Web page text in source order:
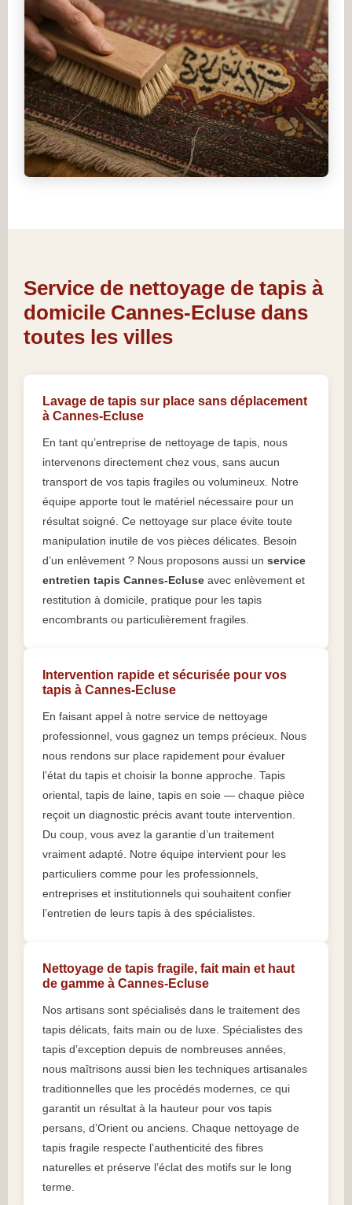
Service de nettoyage de tapis à
domicile Cannes-Ecluse dans
toutes les villes
Lavage de tapis sur place sans déplacement
à Cannes-Ecluse
En tant qu’entreprise de nettoyage de tapis, nous
intervenons directement chez vous, sans aucun
transport de vos tapis fragiles ou volumineux. Notre
équipe apporte tout le matériel nécessaire pour un
résultat soigné. Ce nettoyage sur place évite toute
manipulation inutile de vos pièces délicates. Besoin
d’un enlèvement ? Nous proposons aussi un service
entretien tapis Cannes-Ecluse avec enlèvement et
restitution à domicile, pratique pour les tapis
encombrants ou particulièrement fragiles.
Intervention rapide et sécurisée pour vos
tapis à Cannes-Ecluse
En faisant appel à notre service de nettoyage
professionnel, vous gagnez un temps précieux. Nous
nous rendons sur place rapidement pour évaluer
l’état du tapis et choisir la bonne approche. Tapis
oriental, tapis de laine, tapis en soie — chaque pièce
reçoit un diagnostic précis avant toute intervention.
Du coup, vous avez la garantie d’un traitement
vraiment adapté. Notre équipe intervient pour les
particuliers comme pour les professionnels,
entreprises et institutionnels qui souhaitent confier
l’entretien de leurs tapis à des spécialistes.
Nettoyage de tapis fragile, fait main et haut
de gamme à Cannes-Ecluse
Nos artisans sont spécialisés dans le traitement des
tapis délicats, faits main ou de luxe. Spécialistes des
tapis d’exception depuis de nombreuses années,
nous maîtrisons aussi bien les techniques artisanales
traditionnelles que les procédés modernes, ce qui
garantit un résultat à la hauteur pour vos tapis
persans, d’Orient ou anciens. Chaque nettoyage de
tapis fragile respecte l’authenticité des fibres
naturelles et préserve l’éclat des motifs sur le long
terme.